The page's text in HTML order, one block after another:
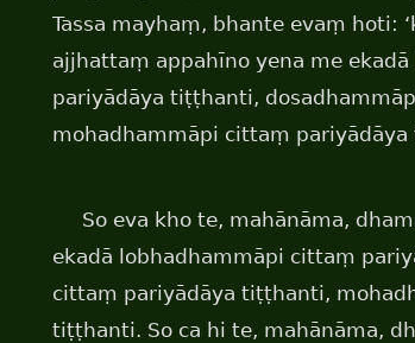
Tassa mayhaṃ, bhante evaṃ hoti:
ajjhattaṃ appahīno yena me
pariyādāya tiṭṭhanti,
mohadhammāpi cittaṃ pariyādāya
So eva kho te, mahānāma,
ekadā lobhadhammāpi cittaṃ
cittaṃ pariyādāya tiṭṭhanti,
tiṭṭhanti. So ca hi te, mahānāma,